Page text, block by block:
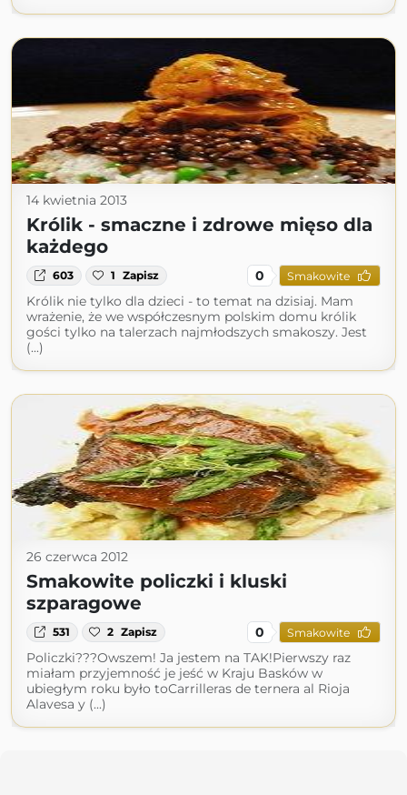
14 kwietnia 2013
Królik - smaczne i zdrowe mięso dla
każdego
603 1 Zapisz 0 Smakowite
Królik nie tylko dla dzieci - to temat na dzisiaj. Mam
wrażenie, że we współczesnym polskim domu królik
gości tylko na talerzach najmłodszych smakoszy. Jest
(...)
26 czerwca 2012
Smakowite policzki i kluski
szparagowe
531 2 Zapisz 0 Smakowite
Policzki???Owszem! Ja jestem na TAK!Pierwszy raz
miałam przyjemność je jeść w Kraju Basków w
ubiegłym roku było toCarrilleras de ternera al Rioja
Alavesa y (...)